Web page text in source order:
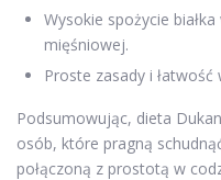
Wysokie spożycie
mięśniowej.
Proste zasady i
Podsumowując, dieta
osób, które pragną
połączoną z prostotą w